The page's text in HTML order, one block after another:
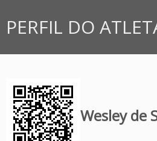
PERFIL DO
Wesley de